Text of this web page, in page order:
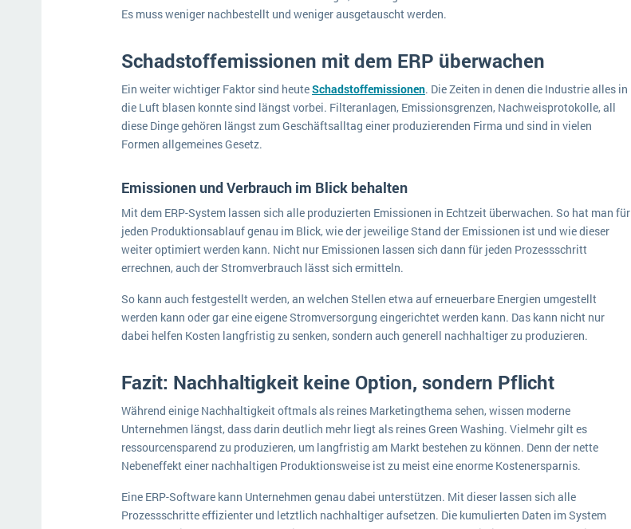
Es muss weniger nachbestellt und weniger ausgetauscht werden.
Schadstoffemissionen mit dem ERP überwachen
Ein weiter wichtiger Faktor sind heuteSchadstoffemissionen. Die Zeiten in denen die Industrie alles in
die Luft blasen konnte sind längst vorbei. Filteranlagen, Emissionsgrenzen, Nachweisprotokolle, all
diese Dinge gehören längst zum Geschäftsalltag einer produzierenden Firma und sind in vielen
Formen allgemeines Gesetz.
Emissionen und Verbrauch im Blick behalten
Mit dem ERP-System lassen sich alle produzierten Emissionen in Echtzeit überwachen. So hat man für
jeden Produktionsablauf genau im Blick, wie der jeweilige Stand der Emissionen ist und wie dieser
weiter optimiert werden kann. Nicht nur Emissionen lassen sich dann für jeden Prozessschritt
errechnen, auch der Stromverbrauch lässt sich ermitteln.
So kann auch festgestellt werden, an welchen Stellen etwa auf erneuerbare Energien umgestellt
werden kann oder gar eine eigene Stromversorgung eingerichtet werden kann. Das kann nicht nur
dabei helfen Kosten langfristig zu senken, sondern auch generell nachhaltiger zu produzieren.
Fazit: Nachhaltigkeit keine Option, sondern Pflicht
Während einige Nachhaltigkeit oftmals als reines Marketingthema sehen, wissen moderne
Unternehmen längst, dass darin deutlich mehr liegt als reines Green Washing. Vielmehr gilt es
ressourcensparend zu produzieren, um langfristig am Markt bestehen zu können. Denn der nette
Nebeneffekt einer nachhaltigen Produktionsweise ist zu meist eine enorme Kostenersparnis.
Eine ERP-Software kann Unternehmen genau dabei unterstützen. Mit dieser lassen sich alle
Prozessschritte effizienter und letztlich nachhaltiger aufsetzen. Die kumulierten Daten im System